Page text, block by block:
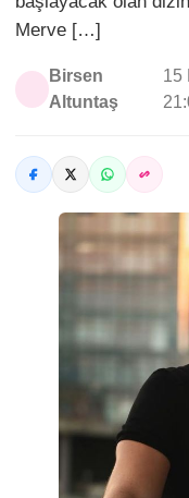
Merve […]
Birsen
Altuntaş
15